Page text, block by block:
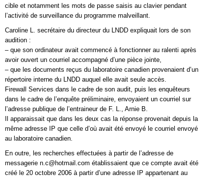
cible et notamment les mots de passe saisis au clavier pendant
l’activité de surveillance du programme malveillant.
Caroline L. secrétaire du directeur du LNDD expliquait lors de son
audition :
– que son ordinateur avait commencé à fonctionner au ralenti après
avoir ouvert un courriel accompagné d’une pièce jointe,
– que les documents reçus du laboratoire canadien provenaient d’un
répertoire interne du LNDD auquel elle avait seule accès.
Firewall Services dans le cadre de son audit, puis les enquêteurs
dans le cadre de l’enquête préliminaire, envoyaient un courriel sur
l’adresse publique de l’entraineur de F. L., Arnie B.
Il apparaissait que dans les deux cas la réponse provenait depuis la
même adresse IP que celle d’où avait été envoyé le courriel envoyé
au laboratoire canadien.
En outre, les recherches effectuées à partir de l’adresse de
messagerie n.c@hotmail.com établissaient que ce compte avait été
créé le 20 octobre 2006 à partir d’une adresse IP appartenant au